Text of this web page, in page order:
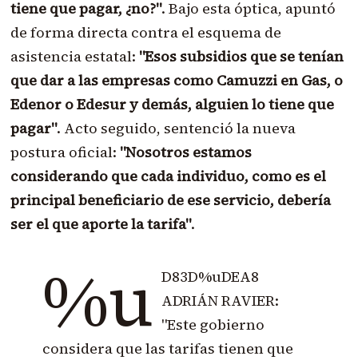
tiene que pagar, ¿no?". Bajo esta óptica, apuntó
de forma directa contra el esquema de
asistencia estatal: "Esos subsidios que se tenían
que dar a las empresas como Camuzzi en Gas, o
Edenor o Edesur y demás, alguien lo tiene que
pagar". Acto seguido, sentenció la nueva
postura oficial: "Nosotros estamos
considerando que cada individuo, como es el
principal beneficiario de ese servicio, debería
ser el que aporte la tarifa".
%u D83D%uDEA8
ADRIÁN RAVIER:
"Este gobierno
considera que las tarifas tienen que